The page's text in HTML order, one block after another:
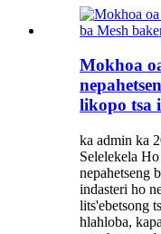
Mokhoa
likopo tsa
ka admin ka
Selelekela
nepahetseng
indasteri ho
lits'ebetsong
hlahloba,